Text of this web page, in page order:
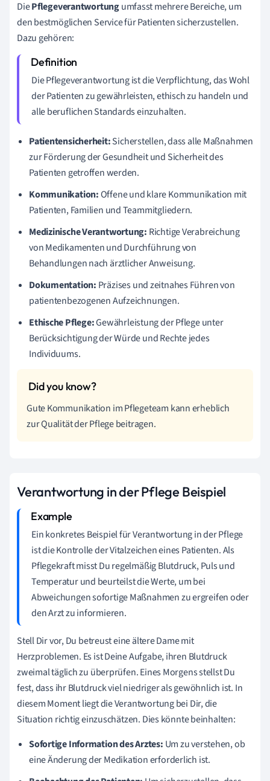
DiePflegeverantwortungumfasst mehrere Bereiche, um
den bestmöglichen Service für Patienten sicherzustellen.
Dazu gehören:
Die Pflegeverantwortung ist die Verpflichtung, das Wohl
der Patienten zu gewährleisten, ethisch zu handeln und
alle beruflichen Standards einzuhalten.
Patientensicherheit:Sicherstellen, dass alle Maßnahmen
zur Förderung der Gesundheit und Sicherheit des
Patienten getroffen werden.
Kommunikation:Offene und klare Kommunikation mit
Patienten, Familien und Teammitgliedern.
Medizinische Verantwortung: Richtige Verabreichung
von Medikamenten und Durchführung von
Behandlungen nach ärztlicher Anweisung.
Dokumentation: Präzises und zeitnahes Führen von
patientenbezogenen Aufzeichnungen.
Ethische Pflege:Gewährleistung der Pflege unter
Berücksichtigung der Würde und Rechte jedes
Individuums.
Gute Kommunikation im Pflegeteam kann erheblich
zur Qualität der Pflege beitragen.
Verantwortung in der Pflege Beispiel
Ein konkretes Beispiel für Verantwortung in der Pflege
ist die Kontrolle der Vitalzeichen eines Patienten. Als
Pflegekraft misst Du regelmäßig Blutdruck, Puls und
Temperatur und beurteilst die Werte, um bei
Abweichungen sofortige Maßnahmen zu ergreifen oder
den Arzt zu informieren.
Stell Dir vor, Du betreust eine ältere Dame mit
Herzproblemen. Es ist Deine Aufgabe, ihren Blutdruck
zweimal täglich zu überprüfen. Eines Morgens stellst Du
fest, dass ihr Blutdruck viel niedriger als gewöhnlich ist. In
diesem Moment liegt die Verantwortung bei Dir, die
Situation richtig einzuschätzen. Dies könnte beinhalten:
Sofortige Information des Arztes: Um zu verstehen, ob
eine Änderung der Medikation erforderlich ist.